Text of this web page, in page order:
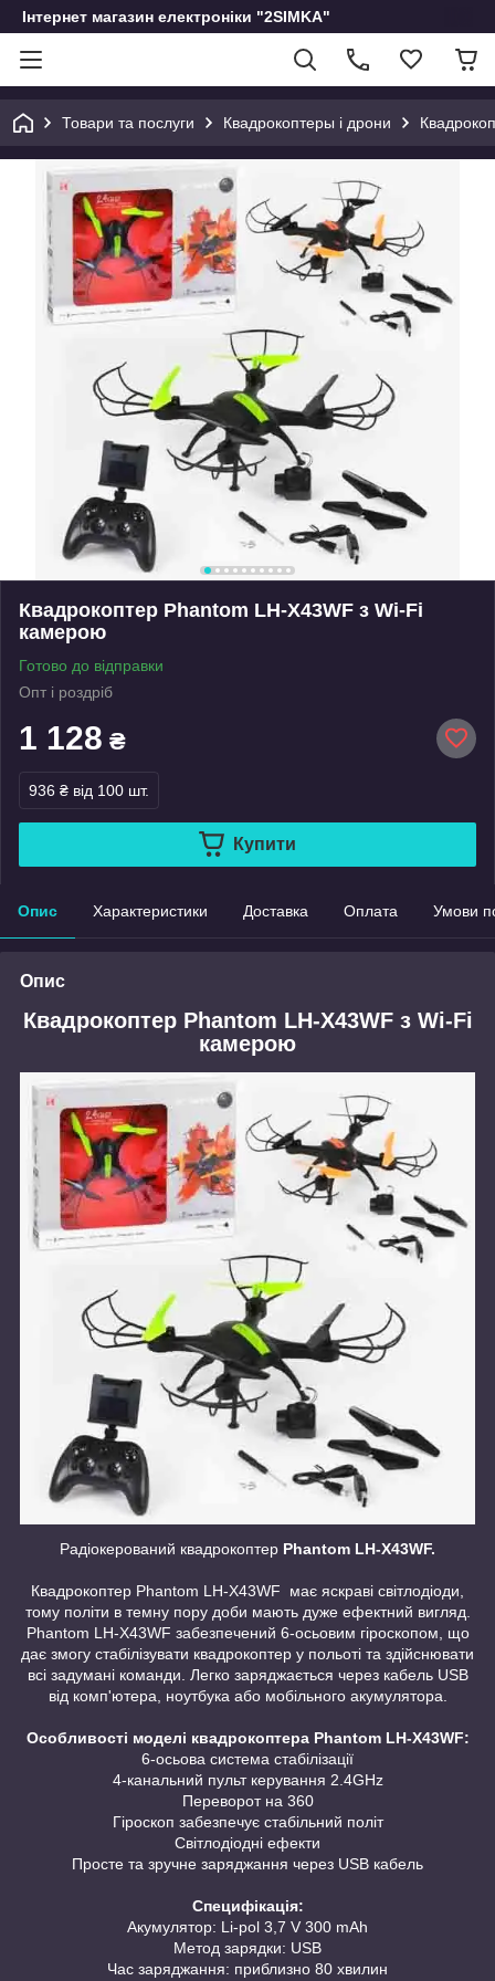
Інтернет магазин електроніки "2SIMKA"
Товари та послуги Квадрокоптеры і дрони
Квадрокоптер Phantom LH-X43WF з Wi-Fi
камерою
Готово до відправки
Опт і роздріб
1 128 ₴
936 ₴ від 100 шт.
Купити
Опис Характеристики Доставка Оплата Умови
Опис
Квадрокоптер Phantom LH-X43WF з Wi-Fi
камерою
Радіокерований квадрокоптер Phantom LH-X43WF.
Квадрокоптер Phantom LH-X43WF має яскраві світлодіоди,
тому політи в темну пору доби мають дуже ефектний вигляд.
Phantom LH-X43WF забезпечений 6-осьовим гіроскопом, що
дає змогу стабілізувати квадрокоптер у польоті та здійснювати
всі задумані команди. Легко заряджається через кабель USB
від комп'ютера, ноутбука або мобільного акумулятора.
Особливості моделі квадрокоптера Phantom LH-X43WF:
6-осьова система стабілізації
4-канальний пульт керування 2.4GHz
Переворот на 360
Гіроскоп забезпечує стабільний політ
Світлодіодні ефекти
Просте та зручне заряджання через USB кабель
Специфікація:
Акумулятор: Li-pol 3,7 V 300 mAh
Метод зарядки: USB
Час заряджання: приблизно 80 хвилин